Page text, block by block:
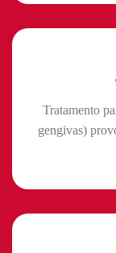
Tratamento
gengivas)